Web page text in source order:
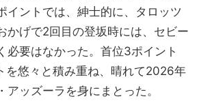
イントでは、紳士的に、タロッツ
かげで2回目の登坂時には、セビー
必要はなかった。首位3ポイント
を悠々と積み重ね、晴れて2026年
アッズーラを身にまとった。